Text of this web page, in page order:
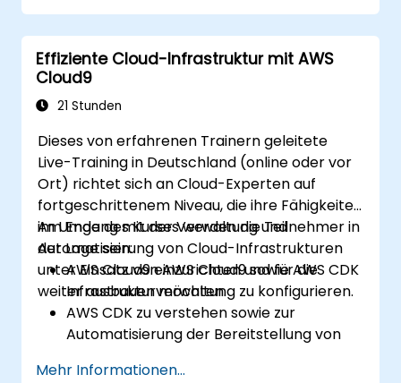
Effiziente Cloud-Infrastruktur mit AWS
Cloud9
21 Stunden
Dieses von erfahrenen Trainern geleitete
Live-Training in Deutschland (online oder vor
Ort) richtet sich an Cloud-Experten auf
fortgeschrittenem Niveau, die ihre Fähigkeiten
im Umgang mit der Verwaltung und
Automatisierung von Cloud-Infrastrukturen
unter Einsatz von AWS Cloud9 sowie AWS CDK
weiter ausbauen möchten.
Am Ende des Kurses werden die Teilnehmer in
der Lage sein:
AWS Cloud9 einzurichten und für die
Infrastrukturverwaltung zu konfigurieren.
AWS CDK zu verstehen sowie zur
Automatisierung der Bereitstellung von
Effiziente und skalierbare Lösungen für die
Mehr Informationen...